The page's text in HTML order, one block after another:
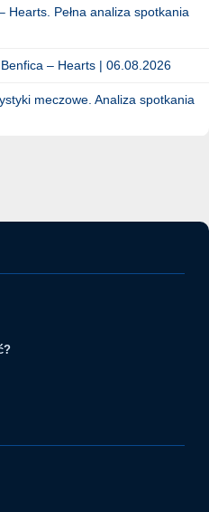
Hearts. Pełna analiza spotkania
– Hearts | 06.08.2026
meczowe. Analiza spotkania